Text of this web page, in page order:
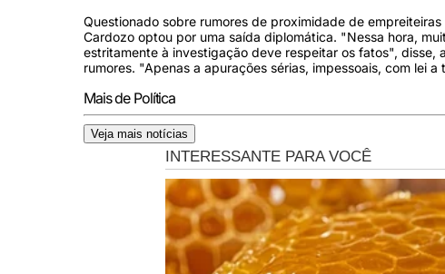
Questionado sobre rumores de proximidade de
Cardozo optou por uma saída diplomática. "Nessa hora,
estritamente à investigação deve respeitar os fatos",
rumores. "Apenas a apurações sérias, impessoais, com lei
Mais de Política
Veja mais notícias